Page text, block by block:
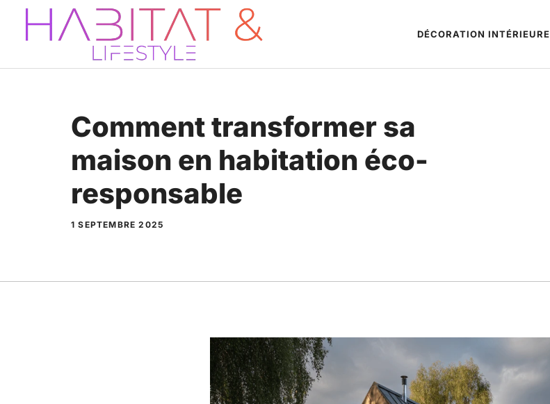
Aller
DÉCORATION INTÉRIEURE
Comment transformer sa
maison en habitation éco-
responsable
1 SEPTEMBRE 2025